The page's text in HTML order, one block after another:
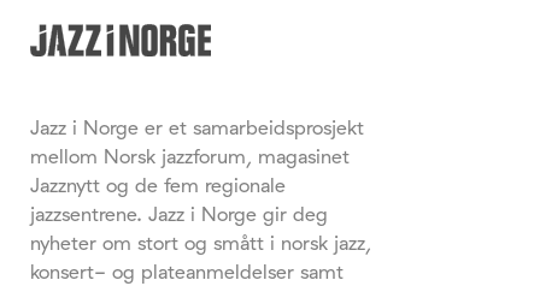
Jazz i Norge er et samarbeidsprosjekt
mellom Norsk jazzforum, magasinet
Jazznytt og de fem regionale
jazzsentrene. Jazz i Norge gir deg
nyheter om stort og smått i norsk jazz,
konsert- og plateanmeldelser samt